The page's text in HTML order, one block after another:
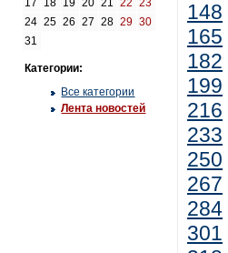
17
18 19 20 21 22
23
24 25 26 27 28 29 30
31
Категории:
Все категории
Лента новостей
148
165
182
199
216
233
250
267
284
301